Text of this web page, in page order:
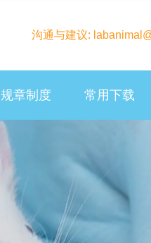
沟通与建议:
规章制度 常用下载